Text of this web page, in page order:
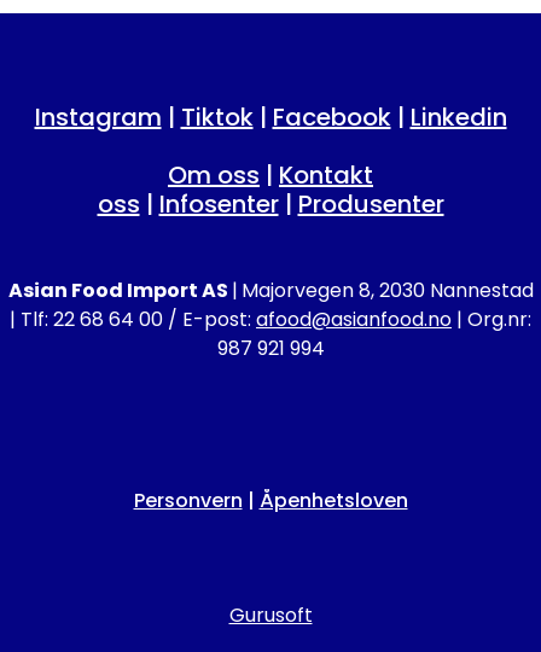
Instagram | Tiktok| Facebook| Linkedin
Om oss | Kontakt
oss | Infosenter| Produsenter
Asian Food Import AS | Majorvegen 8, 2030 Nannestad
| Tlf: 22 68 64 00 / E-post: afood@asianfood.no | Org.nr:
987 921 994
Personvern | Åpenhetsloven
Gurusoft